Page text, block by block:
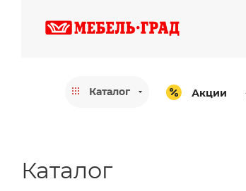
Каталог Акции
Каталог